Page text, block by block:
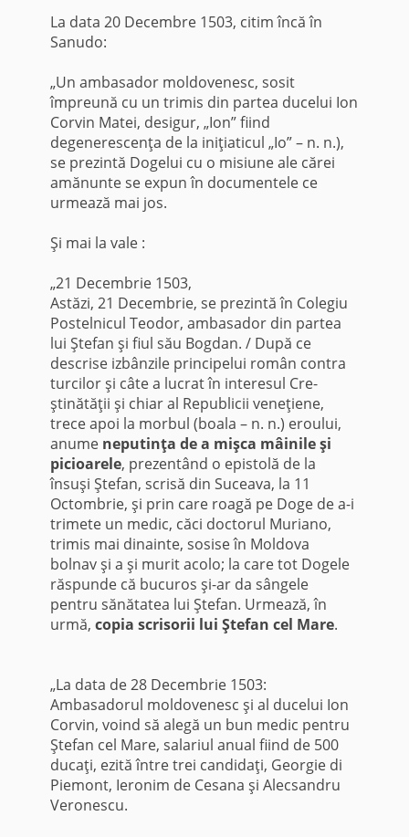
La data 20 Decembre 1503, citim încă în
Sanudo:
„Un ambasador moldovenesc, sosit
împreună cu un trimis din partea ducelui Ion
Corvin Matei, desigur, „Ion” fiind
degenerescenţa de la iniţiaticul „Io” – n. n.),
se prezintă Dogelui cu o misiune ale cărei
amănunte se expun în documentele ce
urmează mai jos.
Şi mai la vale :
„21 Decembrie 1503,
Astăzi, 21 Decembrie, se prezintă în Colegiu
Postelnicul Teodor, ambasador din partea
lui Şte­fan şi fiul său Bogdan. / După ce
descrise izbânzile principelui român contra
turcilor şi câte a lucrat în interesul Cre­
ştinătăţii şi chiar al Republicii veneţiene,
trece apoi la morbul (boala – n. n.) eroului,
anume neputinţa de a mişca mâinile şi
picioarele, prezentând o epistolă de la
însuşi Ştefan, scrisă din Suceava, la 11
Octombrie, şi prin care roagă pe Doge de a-i
trimete un medic, căci doctorul Muriano,
trimis mai dinainte, sosise în Moldova
bolnav şi a şi murit acolo; la care tot Dogele
răspunde că bucuros şi-ar da sângele
pentru sănătatea lui Ştefan. Urmează, în
urmă, copia scrisorii lui Ştefan cel Mare.
„La data de 28 Decembrie 1503:
Ambasadorul moldovenesc şi al ducelui Ion
Corvin, voind să alegă un bun medic pentru
Ştefan cel Mare, salariul anual fiind de 500
ducaţi, ezită între trei candidaţi, Georgie di
Piemont, Ieronim de Cesana şi Alecsandru
Veronescu.